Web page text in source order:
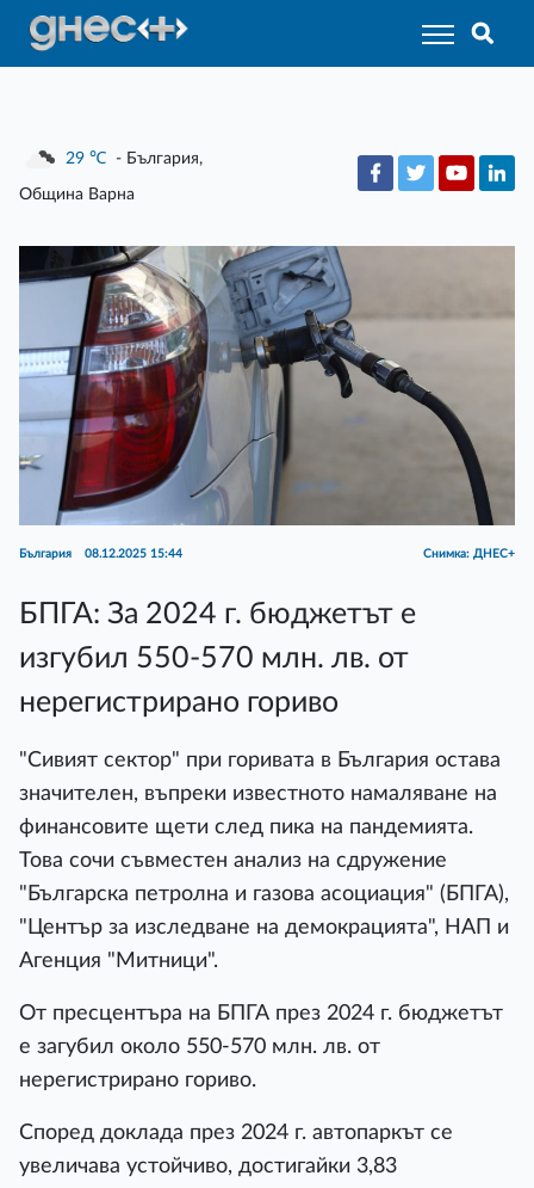
29 ℃ - България,
Община Варна
България 08.12.2025 15:44 Снимка: ДНЕС+
БПГА: За 2024 г. бюджетът е
изгубил 550-570 млн. лв. от
нерегистрирано гориво
"Сивият сектор" при горивата в България остава
значителен, въпреки известното намаляване на
финансовите щети след пика на пандемията.
Това сочи съвместен анализ на сдружение
"Българска петролна и газова асоциация" (БПГА),
"Център за изследване на демокрацията", НАП и
Агенция "Митници".
От пресцентъра на БПГА през 2024 г. бюджетът
е загубил около 550-570 млн. лв. от
нерегистрирано гориво.
Според доклада през 2024 г. автопаркът се
увеличава устойчиво, достигайки 3,83